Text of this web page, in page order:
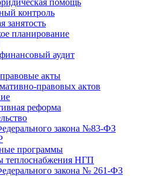
помощь
контроль
занятость
планирование
аудит
акты
правовых актов
реформа
закона №83-ФЗ
программы
теплоснабжения НГП
закона № 261-ФЗ